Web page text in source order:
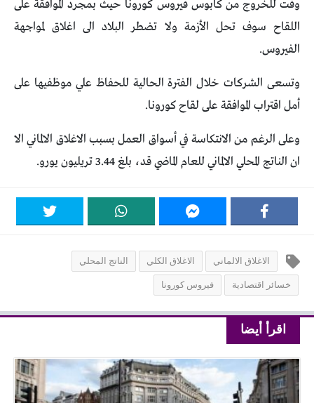
وقت للخروج من كابوس فيروس كورونا حيث بمجرد الموافقة على
اللقاح سوف تحل الأزمة ولا تضطر البلاد الى اغلاق لمواجهة
الفيروس.
وتسعى الشركات خلال الفترة الحالية للحفاظ علي موظفيها على
أمل اقتراب الموافقة على لقاح كورونا.
وعلى الرغم من الانتكاسة في أسواق العمل بسبب الاغلاق الالماني الا
ان الناتج المحلي الالماني للعام الماضي قد، بلغ 3.44 تريليون يورو.
الاغلاق الالماني الاغلاق الكلي الناتج المحلي
خسائر اقتصادية فيروس كورونا
اقرأ أيضا